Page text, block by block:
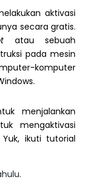
aktivasi
secara gratis.
atau sebuah
pada mesin
komputer
menjalankan
mengaktivasi
ikuti tutorial